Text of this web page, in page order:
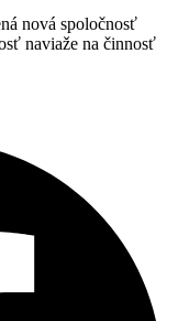
nová spoločnosť
naviaže na činnosť